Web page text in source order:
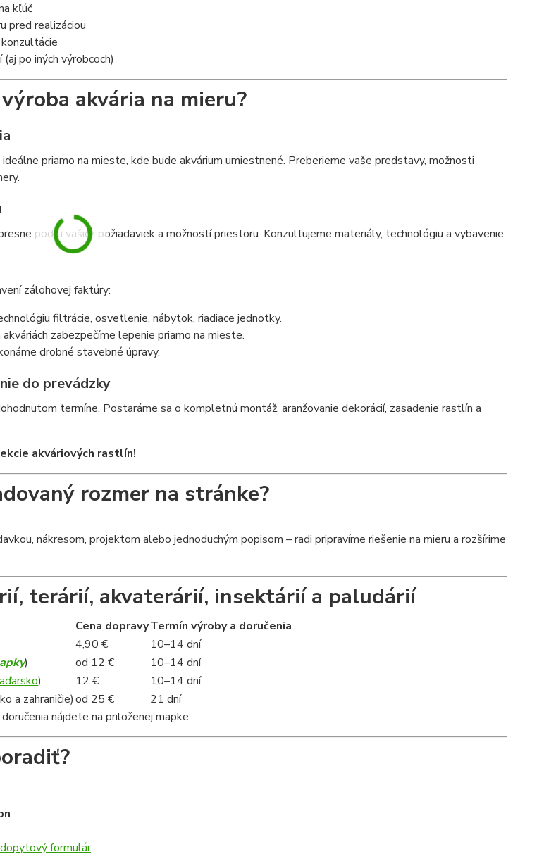
kľúč
pred realizáciou
po iných výrobcoch)
akvária na mieru?
priamo na mieste, kde bude akvárium umiestnené. Preberieme vaše predstavy, možnosti
podľa vašich požiadaviek a možností priestoru. Konzultujeme materiály, technológiu a vybavenie.
zálohovej faktúry:
filtrácie, osvetlenie, nábytok, riadiace jednotky.
zabezpečíme lepenie priamo na mieste.
drobné stavebné úpravy.
do prevádzky
termíne. Postaráme sa o kompletnú montáž, aranžovanie dekorácií, zasadenie rastlín a
akváriových rastlín!
rozmer na stránke?
nákresom, projektom alebo jednoduchým popisom – radi pripravíme riešenie na mieru a rozšírime
terárií, akvaterárií, insektárií a paludárií
Cena dopravyTermín výroby a doručenia
4,90 €
10–14 dní
) od 12 €
10–14 dní
) 12 €
10–14 dní
a zahraničie)od 25 €
21 dní
nájdete na priloženej mapke.
dopytový formulár.